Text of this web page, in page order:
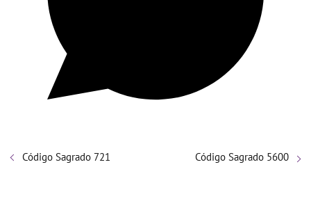
Código Sagrado 721 Código Sagrado 5600